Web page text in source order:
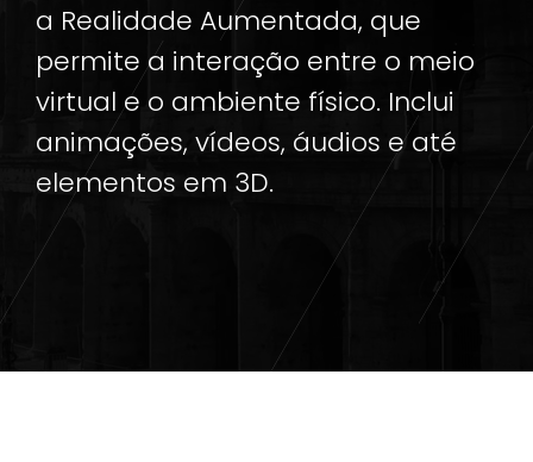
a Realidade Aumentada, que
permite a interação entre o meio
virtual e o ambiente físico. Inclui
animações, vídeos, áudios e até
elementos em 3D.